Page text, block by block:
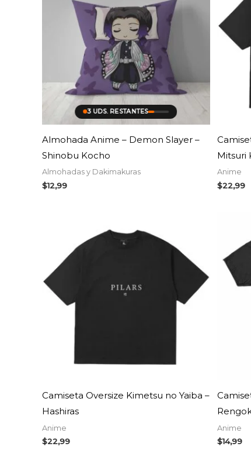
3 UDS. RESTANTES
Almohada Anime – Demon Slayer –
Shinobu Kocho
Almohadas y Dakimakuras
$12,99
Mitsuri
Anime
$22,99
Camiseta Oversize Kimetsu no Yaiba –
Hashiras
Anime
$22,99
Anime
$14,99